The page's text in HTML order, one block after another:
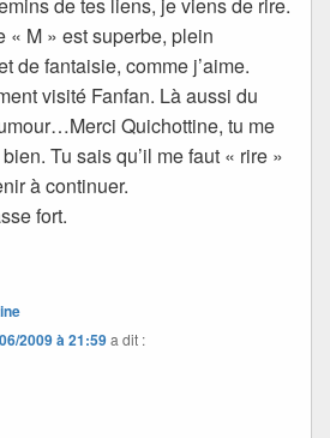
« M » est superbe, plein
de fantaisie, comme j’aime.
visité Fanfan. Là aussi du
Quichottine, tu me
Tu sais qu’il me faut « rire »
à continuer.
fort.
2009 à 21:59a dit :